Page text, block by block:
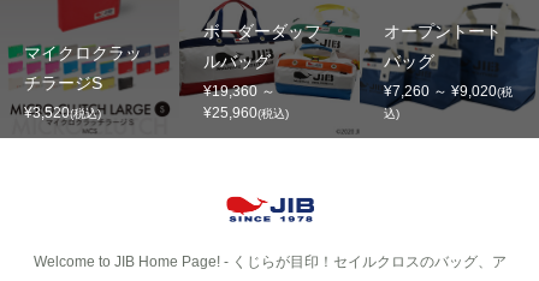
マイクロクラッ
チラージS
¥3,520(税込)
ボーダーダッフ
ルバッグ
¥19,360 ～
¥25,960(税込)
オープントート
バッグ
¥7,260 ～ ¥9,020(税
込)
Welcome to JIB Home Page! ‐ くじらが目印！セイルクロスのバッグ、ア